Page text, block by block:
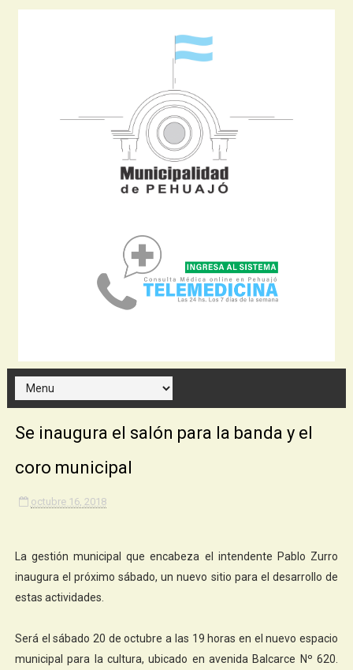
Se inaugura el salón para la banda y el
coro municipal
octubre 16, 2018
La gestión municipal que encabeza el intendente Pablo Zurro
inaugura el próximo sábado, un nuevo sitio para el desarrollo de
estas actividades.
Será el sábado 20 de octubre a las 19 horas en el nuevo espacio
municipal para la cultura, ubicado en avenida Balcarce Nº 620.